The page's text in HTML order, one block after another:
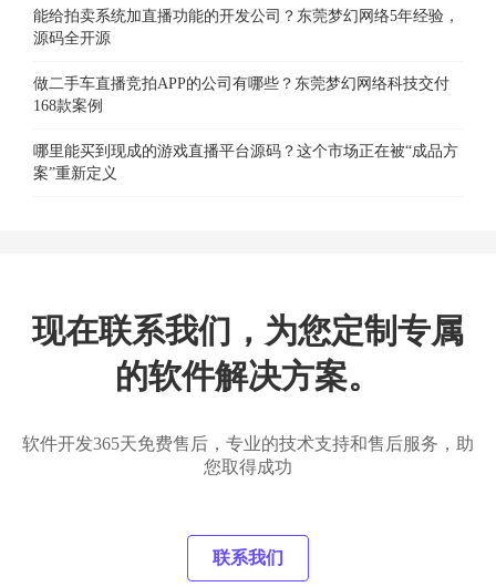
能给拍卖系统加直播功能的开发公司？东莞梦幻网络5年经验，
源码全开源
做二手车直播竞拍APP的公司有哪些？东莞梦幻网络科技交付
168款案例
哪里能买到现成的游戏直播平台源码？这个市场正在被“成品方
案”重新定义
现在联系我们，为您定制专属
的软件解决方案。
软件开发365天免费售后，专业的技术支持和售后服务，助
您取得成功
联系我们